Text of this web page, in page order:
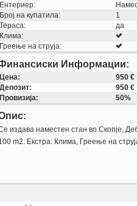
Ентериер:
Број на купатила:
1
Тераса:
да
Клима:
Греење на струја:
Информации:
Цена:
950 €
Депозит:
950 €
Провизија:
50%
издава наместен стан во Скопје,
m2. Екстра: Клима, Греење на